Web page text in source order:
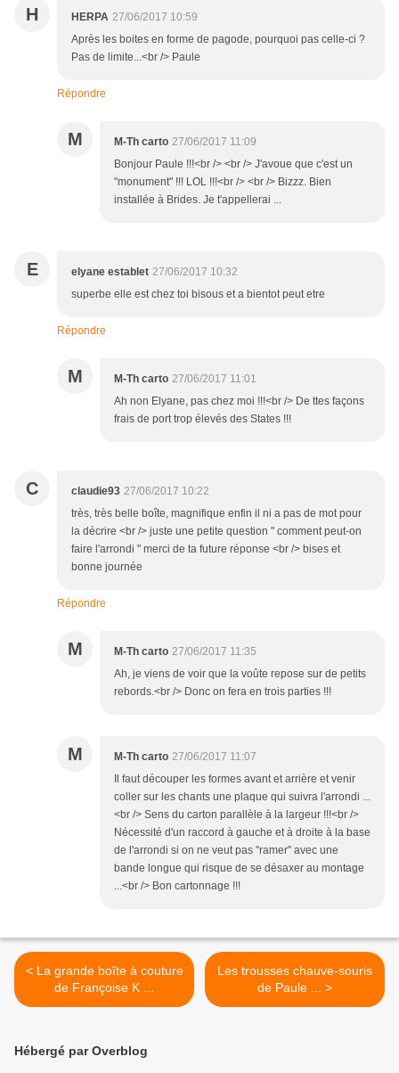
H HERPA 27/06/2017 10:59
Après les boites en forme de pagode, pourquoi pas celle-ci ?
Pas de limite...<br /> Paule
Répondre
M M-Th carto 27/06/2017 11:09
Bonjour Paule !!!<br /> <br /> J'avoue que c'est un
"monument" !!! LOL !!!<br /> <br /> Bizzz. Bien
installée à Brides. Je t'appellerai ...
E elyane establet 27/06/2017 10:32
superbe elle est chez toi bisous et a bientot peut etre
Répondre
M M-Th carto 27/06/2017 11:01
Ah non Elyane, pas chez moi !!!<br /> De ttes façons
frais de port trop élevés des States !!!
C claudie93 27/06/2017 10:22
très, très belle boîte, magnifique enfin il ni a pas de mot pour
la décrire <br /> juste une petite question " comment peut-on
faire l'arrondi " merci de ta future réponse <br /> bises et
bonne journée
Répondre
M M-Th carto 27/06/2017 11:35
Ah, je viens de voir que la voûte repose sur de petits
rebords.<br /> Donc on fera en trois parties !!!
M M-Th carto 27/06/2017 11:07
Il faut découper les formes avant et arrière et venir
coller sur les chants une plaque qui suivra l'arrondi ...
<br /> Sens du carton parallèle à la largeur !!!<br />
Nécessité d'un raccord à gauche et à droite à la base
de l'arrondi si on ne veut pas "ramer" avec une
bande longue qui risque de se désaxer au montage
...<br /> Bon cartonnage !!!
< La grande boîte à couture
de Françoise K ...
Les trousses chauve-souris
de Paule ... >
Hébergé par Overblog